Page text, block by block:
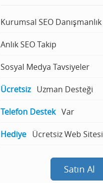
Kurumsal SEO Danışmanlık
Anlık SEO Takip
Sosyal Medya Tavsiyeler
Ücretsiz Uzman Desteği
Telefon Destek Var
Hediye Ücretsiz Web Sitesi
Satın Al